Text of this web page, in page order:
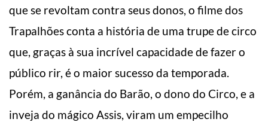
que se revoltam contra seus donos, o filme dos
Trapalhões conta a história de uma trupe de circo
que, graças à sua incrível capacidade de fazer o
público rir, é o maior sucesso da temporada.
Porém, a ganância do Barão, o dono do Circo, e a
inveja do mágico Assis, viram um empecilho